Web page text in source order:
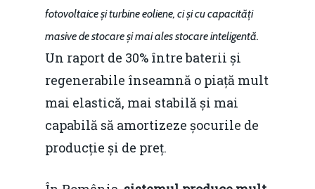
fotovoltaice și turbine eoliene, ci și cu capacități
masive de stocare și mai ales stocare inteligentă.
Un raport de 30% între baterii și
regenerabile înseamnă o piață mult
mai elastică, mai stabilă și mai
capabilă să amortizeze șocurile de
producție și de preț.